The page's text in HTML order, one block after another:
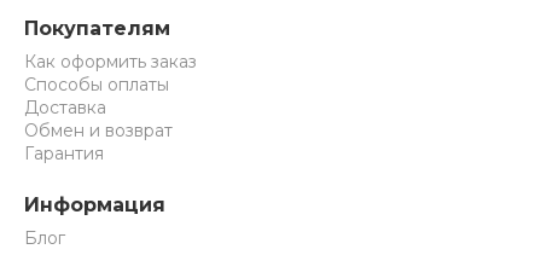
Покупателям
Как оформить заказ
Способы оплаты
Доставка
Обмен и возврат
Гарантия
Информация
Блог